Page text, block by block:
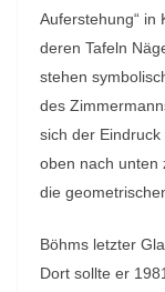
Auferstehung“ in
deren Tafeln
stehen
des
sich der
oben nach unten
die
Böhms letzter
Dort sollte er